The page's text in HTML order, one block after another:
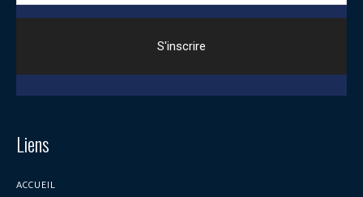
Liens
ACCUEIL